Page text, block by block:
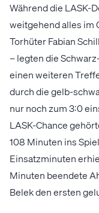
Während die LASK-
weitgehend alles im
Torhüter Fabian
– legten die
einen weiteren
durch die gelb-
nur noch zum 3:0
LASK-Chance
108 Minuten ins
Einsatzminuten
Minuten beendete
Belek den ersten